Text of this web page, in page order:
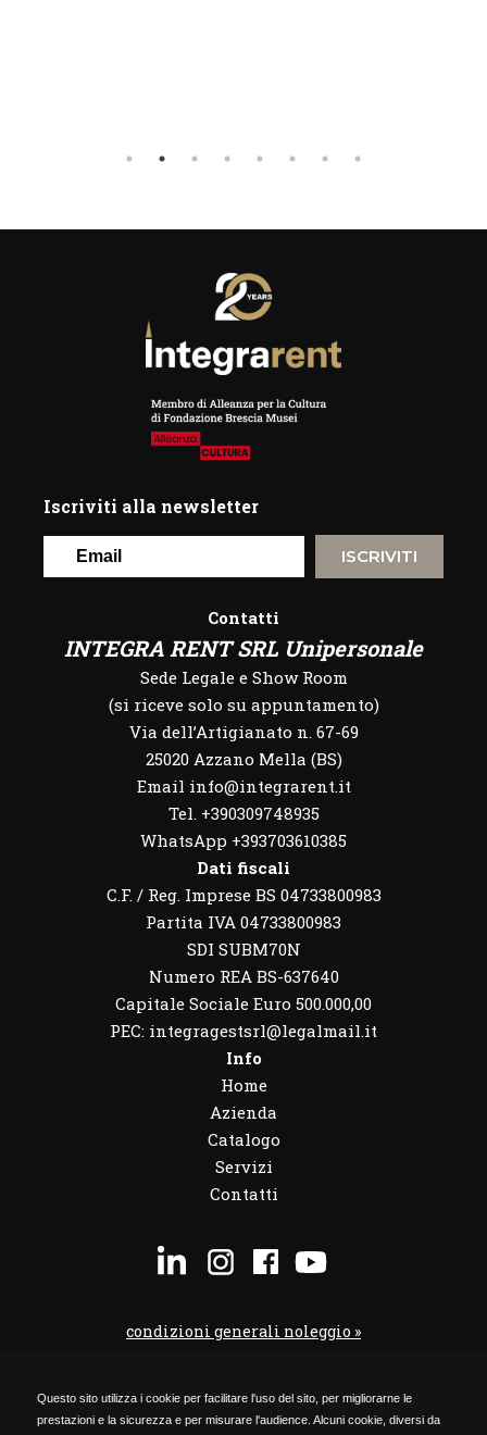
Questo sito utilizza i cookie per facilitare l'uso del sito, per migliorarne le
prestazioni e la sicurezza e per misurare l'audience. Alcuni cookie, diversi da
Iscriviti alla newsletter
ISCRIVITI
Contatti
INTEGRA RENT SRL Unipersonale
Sede Legale e Show Room
(si riceve solo su appuntamento)
Via dell’Artigianato n. 67-69
25020 Azzano Mella (BS)
Email info@integrarent.it
Tel. +390309748935
WhatsApp +393703610385
Dati fiscali
C.F. / Reg. Imprese BS 04733800983
Partita IVA 04733800983
SDI SUBM70N
Numero REA BS-637640
Capitale Sociale Euro 500.000,00
PEC: integragestsrl@legalmail.it
Info
Home
Azienda
Catalogo
Servizi
Contatti
condizioni generali noleggio »
codice etico »
Privacy Policy »